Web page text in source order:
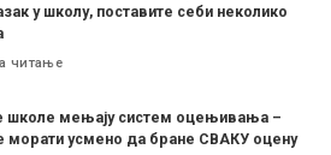
у школу, поставите себи неколико
читање
школе мењају систем оцењивања –
морати усмено да бране СВАКУ оцену